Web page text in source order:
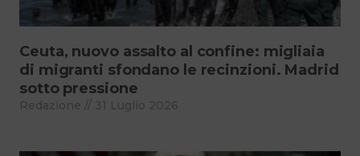
Ceuta, nuovo assalto al confine: migliaia
di migranti sfondano le recinzioni. Madrid
sotto pressione
Redazione 31 Luglio 2026